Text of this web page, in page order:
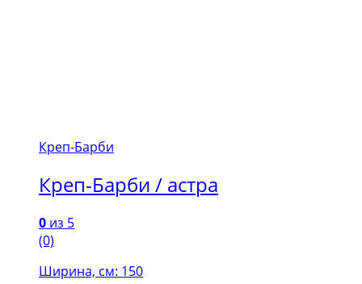
Креп-Барби
Креп-Барби / астра
0 из 5
(0)
Ширина, см: 150